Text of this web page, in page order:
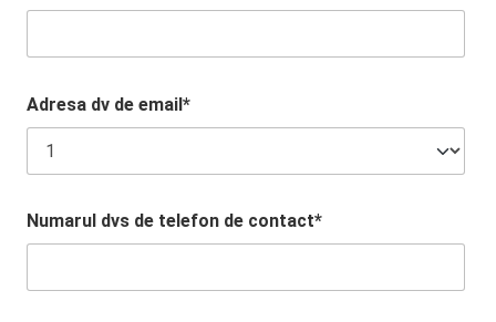
Adresa dv de email*
Numarul dvs de telefon de contact*